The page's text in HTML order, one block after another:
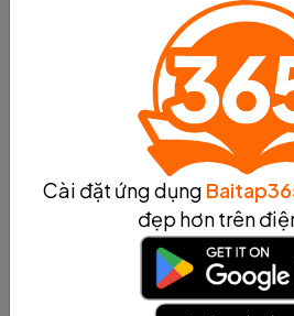
Cài đặt ứng dụng
đẹp hơn trên